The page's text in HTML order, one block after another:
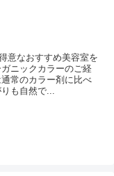
意なおすすめ美容室を
ニックカラーのご経
常のカラー剤に比べ
も自然で...